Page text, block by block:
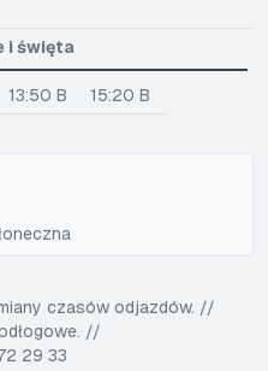
i święta
13:50 B 15:20 B
czasów odjazdów. //
//
29 33